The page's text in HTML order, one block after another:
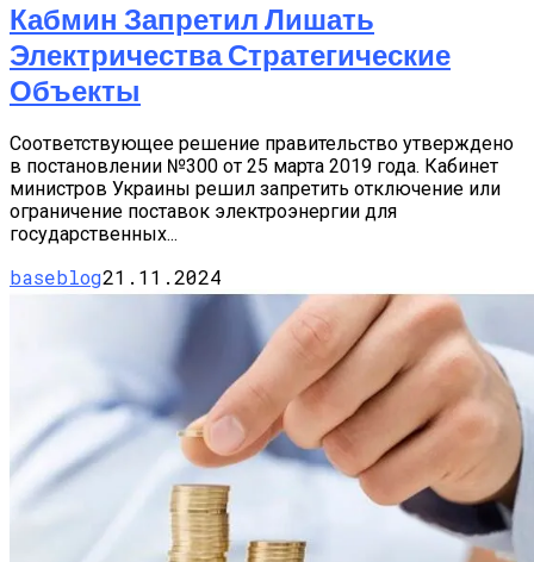
Кабмин Запретил Лишать
Электричества Стратегические
Объекты
Соответствующее решение правительство утверждено
в постановлении №300 от 25 марта 2019 года. Кабинет
министров Украины решил запретить отключение или
ограничение поставок электроэнергии для
государственных...
baseblog21.11.2024